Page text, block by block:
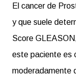
El cancer de
y que suele
Score
este paciente es
moderadamente